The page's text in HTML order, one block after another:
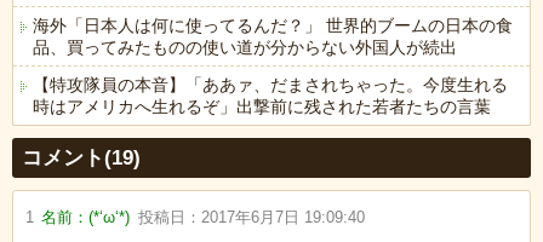
海外「日本人は何に使ってるんだ？」 世界的ブームの日本の食
品、買ってみたものの使い道が分からない外国人が続出
【特攻隊員の本音】「ああァ、だまされちゃった。今度生れる
時はアメリカへ生れるぞ」出撃前に残された若者たちの言葉
Powered by livedoor 相互RSS
コメント(19)
1 名前：(*‘ω‘*) 投稿日： 2017年6月7日 19:09:40